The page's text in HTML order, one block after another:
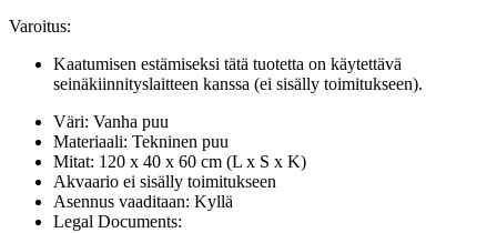
Varoitus:
Kaatumisen estämiseksi tätä tuotetta on käytettävä
seinäkiinnityslaitteen kanssa (ei sisälly toimitukseen).
Väri: Vanha puu
Materiaali: Tekninen puu
Mitat: 120 x 40 x 60 cm (L x S x K)
Akvaario ei sisälly toimitukseen
Asennus vaaditaan: Kyllä
Legal Documents: